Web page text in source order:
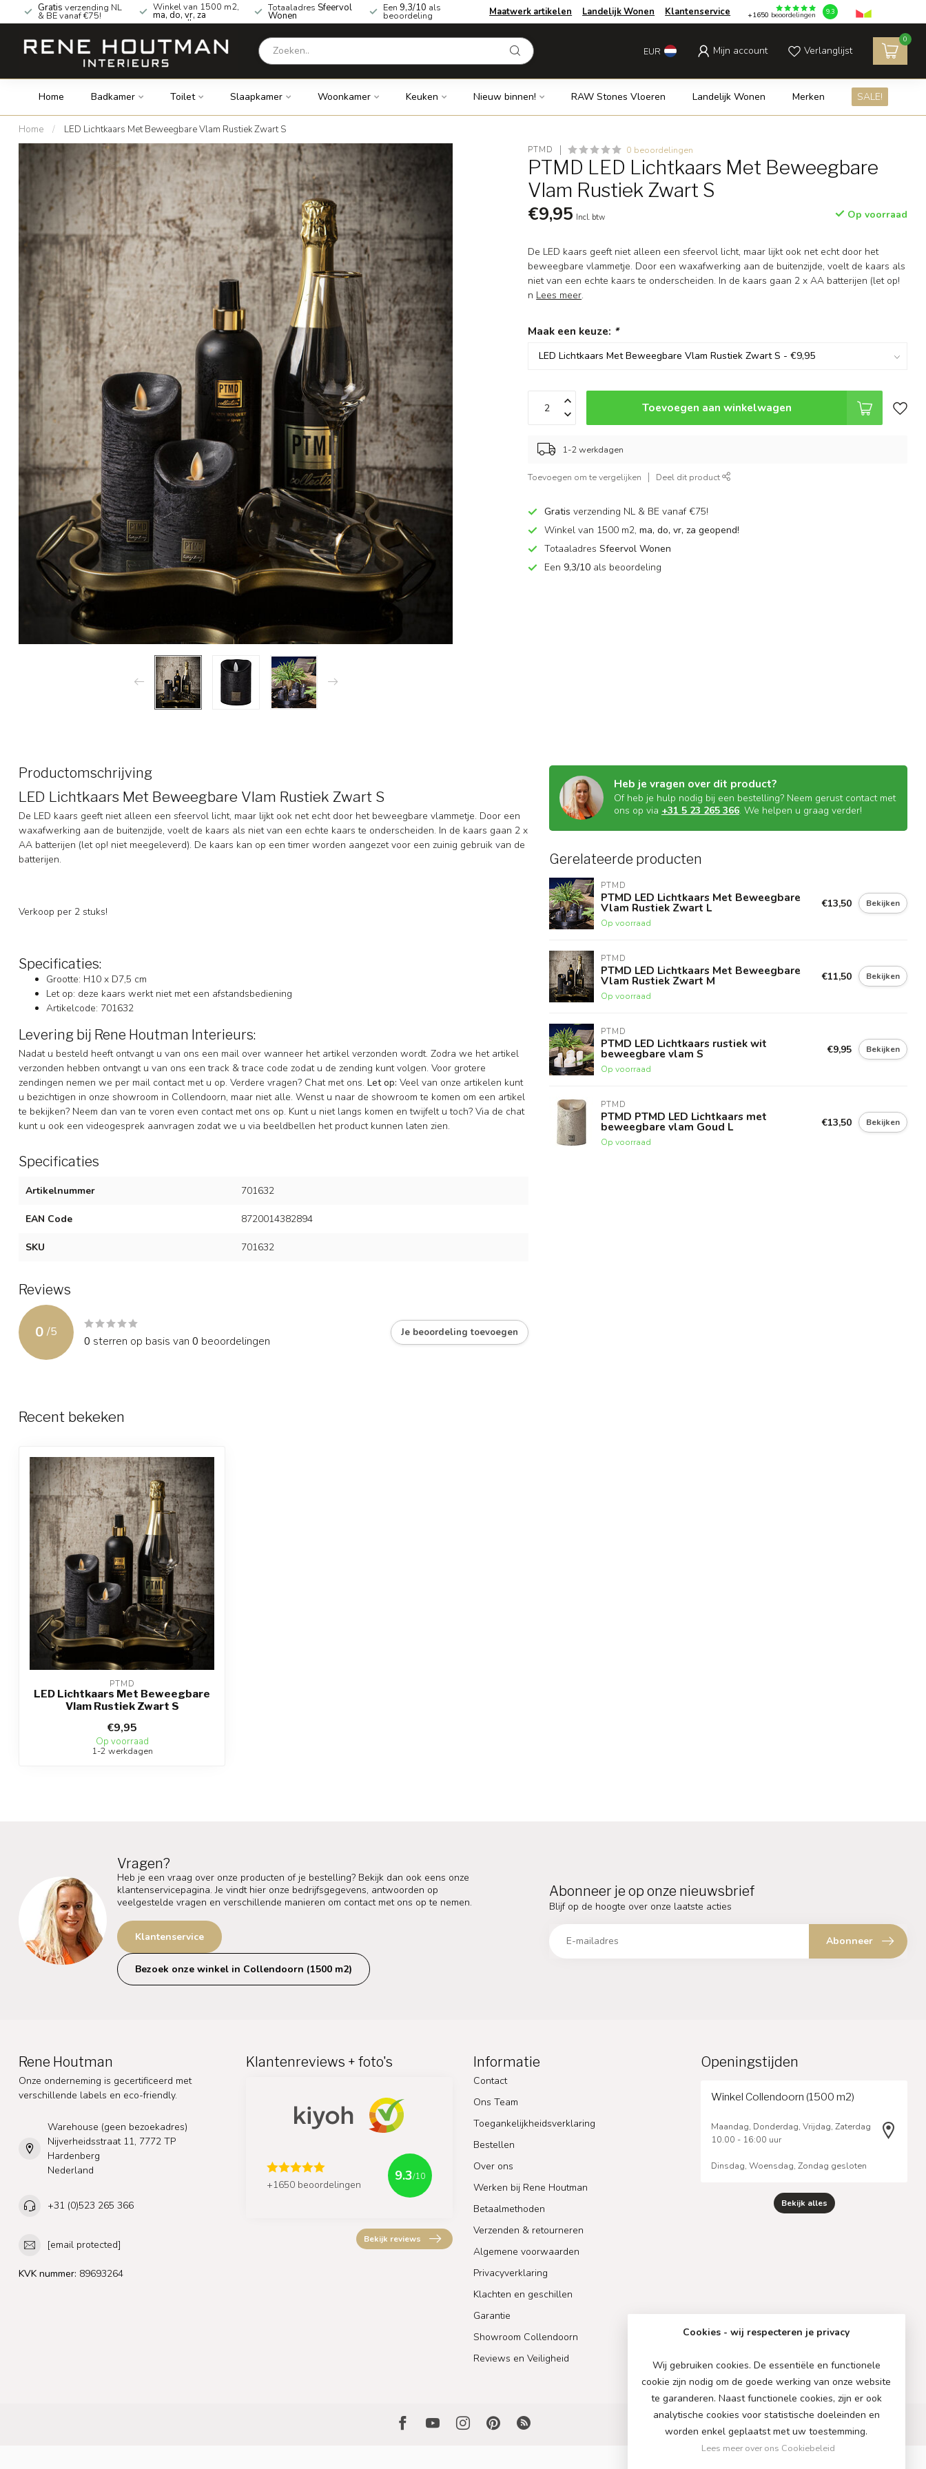
Gratis verzending NL
& BE vanaf €75!
Winkel van 1500 m2,
ma, do, vr, za
geopend!
Totaaladres Sfeervol
Wonen
Een 9,3/10 als
beoordeling Maatwerk artikelen Landelijk Wonen Klantenservice +1650 beoordelingen 9.3
EUR Mijn account Verlanglijst
0
Home Badkamer Toilet Slaapkamer Woonkamer Keuken Nieuw binnen! RAW Stones Vloeren Landelijk Wonen Merken SALE!
Home / LED Lichtkaars Met Beweegbare Vlam Rustiek Zwart S
PTMD 0 beoordelingen
PTMD LED Lichtkaars Met Beweegbare
Vlam Rustiek Zwart S
€9,95 Incl. btw Op voorraad
De LED kaars geeft niet alleen een sfeervol licht, maar lijkt ook net echt door het
beweegbare vlammetje. Door een waxafwerking aan de buitenzijde, voelt de kaars als
niet van een echte kaars te onderscheiden. In de kaars gaan 2 x AA batterijen (let op!
n Lees meer.
Maak een keuze: *
Toevoegen aan winkelwagen
1-2 werkdagen
Toevoegen om te vergelijken Deel dit product
Gratisverzending NL & BE vanaf €75!
Winkel van 1500 m2,ma, do, vr, za geopend!
TotaaladresSfeervol Wonen
Een 9,3/10 als beoordeling
Productomschrijving
LED Lichtkaars Met Beweegbare Vlam Rustiek Zwart S
De LED kaars geeft niet alleen een sfeervol licht, maar lijkt ook net echt door het beweegbare vlammetje. Door een
waxafwerking aan de buitenzijde, voelt de kaars als niet van een echte kaars te onderscheiden. In de kaars gaan 2 x
AA batterijen (let op! niet meegeleverd). De kaars kan op een timer worden aangezet voor een zuinig gebruik van de
batterijen.
Verkoop per 2 stuks!
Specificaties:
Grootte: H10 x D7,5 cm
Let op: deze kaars werkt niet met een afstandsbediening
Artikelcode: 701632
Levering bij Rene Houtman Interieurs:
Nadat u besteld heeft ontvangt u van ons een mail over wanneer het artikel verzonden wordt. Zodra we het artikel
verzonden hebben ontvangt u van ons een track & trace code zodat u de zending kunt volgen. Voor grotere
zendingen nemen we per mail contact met u op. Verdere vragen? Chat met ons. Let op: Veel van onze artikelen kunt
u bezichtigen in onze showroom in Collendoorn, maar niet alle. Wenst u naar de showroom te komen om een artikel
te bekijken? Neem dan van te voren even contact met ons op. Kunt u niet langs komen en twijfelt u toch? Via de chat
kunt u ook een videogesprek aanvragen zodat we u via beeldbellen het product kunnen laten zien.
Specificaties
Artikelnummer 701632
EAN Code 8720014382894
SKU 701632
Reviews
0 /5
0 sterren op basis van 0 beoordelingen
Je beoordeling toevoegen
Heb je vragen over dit product?
Of heb je hulp nodig bij een bestelling? Neem gerust contact met
ons op via +31 5 23 265 366. We helpen u graag verder!
Gerelateerde producten
PTMD
PTMD LED Lichtkaars Met Beweegbare
Vlam Rustiek Zwart L
Op voorraad
€13,50 Bekijken
PTMD
PTMD LED Lichtkaars Met Beweegbare
Vlam Rustiek Zwart M
Op voorraad
€11,50 Bekijken
PTMD
PTMD LED Lichtkaars rustiek wit
beweegbare vlam S
Op voorraad
€9,95 Bekijken
PTMD
PTMD PTMD LED Lichtkaars met
beweegbare vlam Goud L
Op voorraad
€13,50 Bekijken
Recent bekeken
PTMD
LED Lichtkaars Met Beweegbare
Vlam Rustiek Zwart S
€9,95
Op voorraad
1-2 werkdagen
Vragen?
Heb je een vraag over onze producten of je bestelling? Bekijk dan ook eens onze
klantenservicepagina. Je vindt hier onze bedrijfsgegevens, antwoorden op
veelgestelde vragen en verschillende manieren om contact met ons op te nemen.
Klantenservice
Bezoek onze winkel in Collendoorn (1500 m2)
Abonneer je op onze nieuwsbrief
Blijf op de hoogte over onze laatste acties
Abonneer
Rene Houtman
Onze onderneming is gecertificeerd met
verschillende labels en eco-friendly.
Warehouse (geen bezoekadres)
Nijverheidsstraat 11, 7772 TP
Hardenberg
Nederland
+31 (0)523 265 366
[email protected]
KVK nummer: 89693264
Klantenreviews + foto's
+1650 beoordelingen
9.3/10
Bekijk reviews
Informatie
Contact
Ons Team
Toegankelijkheidsverklaring
Bestellen
Over ons
Werken bij Rene Houtman
Betaalmethoden
Verzenden & retourneren
Algemene voorwaarden
Privacyverklaring
Klachten en geschillen
Garantie
Showroom Collendoorn
Reviews en Veiligheid
Openingstijden
Winkel Collendoorn (1500 m2)
Maandag, Donderdag, Vrijdag, Zaterdag
10.00 - 16:00 uur
Dinsdag, Woensdag, Zondag gesloten
Bekijk alles
Cookies - wij respecteren je privacy
Wij gebruiken cookies. De essentiële en functionele
cookie zijn nodig om de goede werking van onze website
te garanderen. Naast functionele cookies, zijn er ook
analytische cookies voor statistische doeleinden en
worden enkel geplaatst met uw toestemming.
Lees meer over ons Cookiebeleid